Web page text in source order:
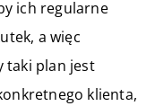
ich regularne
a więc
taki plan jest
klienta,